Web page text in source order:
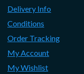
Delivery Info
Conditions
Order Tracking
My Account
My Wishlist